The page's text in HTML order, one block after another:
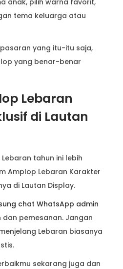
tema keluarga atau
yang itu-itu saja,
yang benar-benar
Lebaran
di Lautan
tahun ini lebih
Amplop Lebaran Karakter
di Lautan Display.
chat WhatsApp admin
pemesanan. Jangan
Lebaran biasanya
sekarang juga dan